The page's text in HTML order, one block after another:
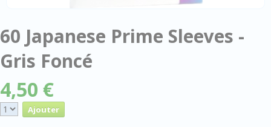
60 Japanese Prime Sleeves -
Gris Foncé
4,50 €